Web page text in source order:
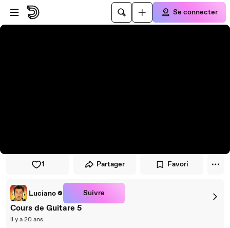
Passer au player
Passer au contenu principal
Se connecter
1 Partager Favori
Luciano Suivre
Cours de Guitare 5
il y a 20 ans